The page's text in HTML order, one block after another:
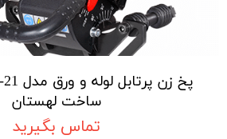
ساخت لهستان
تماس بگیرید